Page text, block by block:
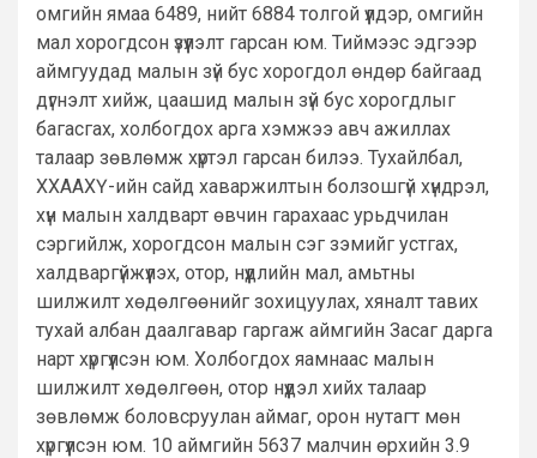
омгийн ямаа 6489, нийт 6884 толгой үүлдэр, омгийн
мал хорогдсон үзүүлэлт гарсан юм. Тиймээс эдгээр
аймгуудад малын зүй бус хорогдол өндөр байгаад
дүгнэлт хийж, цаашид малын зүй бус хорогдлыг
багасгах, холбогдох арга хэмжээ авч ажиллах
талаар зөвлөмж хүртэл гарсан билээ. Тухайлбал,
ХХААХҮ-ийн сайд хаваржилтын болзошгүй хүндрэл,
хүн малын халдварт өвчин гарахаас урьдчилан
сэргийлж, хорогдсон малын сэг зэмийг устгах,
халдваргүйжүүлэх, отор, нүүдлийн мал, амьтны
шилжилт хөдөлгөөнийг зохицуулах, хяналт тавих
тухай албан даалгавар гаргаж аймгийн Засаг дарга
нарт хүргүүлсэн юм. Холбогдох яамнаас малын
шилжилт хөдөлгөөн, отор нүүдэл хийх талаар
зөвлөмж боловсруулан аймаг, орон нутагт мөн
хүргүүлсэн юм. 10 аймгийн 5637 малчин өрхийн 3.9